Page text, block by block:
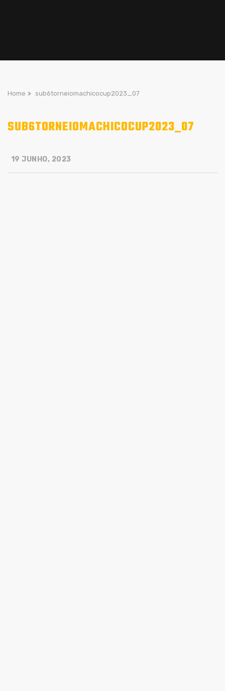
Home > sub6torneiomachicocup2023_07
SUB6TORNEIOMACHICOCUP2023_07
19 JUNHO, 2023